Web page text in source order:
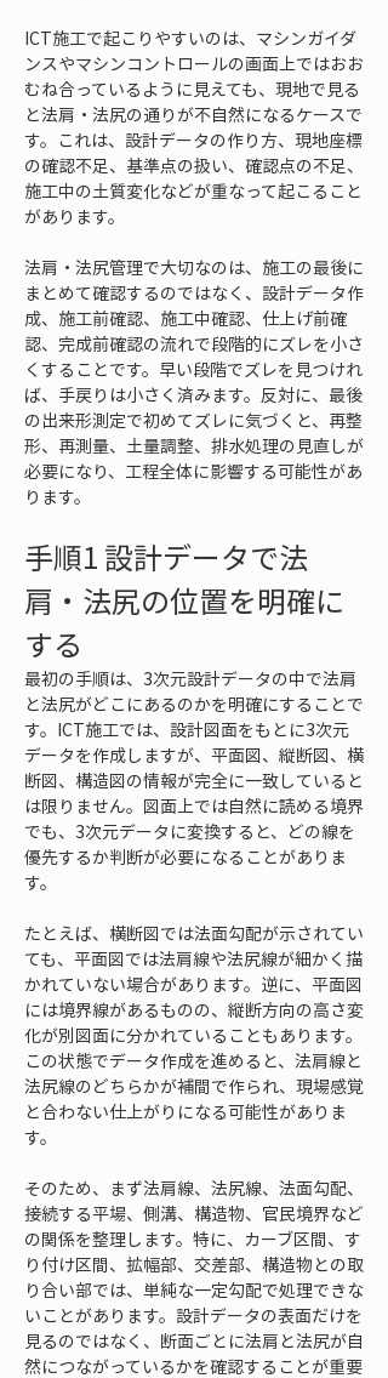
ICT施工で起こりやすいのは、マシンガイダ
ンスやマシンコントロールの画面上ではおお
むね合っているように見えても、現地で見る
と法肩・法尻の通りが不自然になるケースで
す。これは、設計データの作り方、現地座標
の確認不足、基準点の扱い、確認点の不足、
施工中の土質変化などが重なって起こること
があります。
法肩・法尻管理で大切なのは、施工の最後に
まとめて確認するのではなく、設計データ作
成、施工前確認、施工中確認、仕上げ前確
認、完成前確認の流れで段階的にズレを小さ
くすることです。早い段階でズレを見つけれ
ば、手戻りは小さく済みます。反対に、最後
の出来形測定で初めてズレに気づくと、再整
形、再測量、土量調整、排水処理の見直しが
必要になり、工程全体に影響する可能性があ
ります。
手順1 設計データで法
肩・法尻の位置を明確に
する
最初の手順は、3次元設計データの中で法肩
と法尻がどこにあるのかを明確にすることで
す。ICT施工では、設計図面をもとに3次元
データを作成しますが、平面図、縦断図、横
断図、構造図の情報が完全に一致していると
は限りません。図面上では自然に読める境界
でも、3次元データに変換すると、どの線を
優先するか判断が必要になることがありま
す。
たとえば、横断図では法面勾配が示されてい
ても、平面図では法肩線や法尻線が細かく描
かれていない場合があります。逆に、平面図
には境界線があるものの、縦断方向の高さ変
化が別図面に分かれていることもあります。
この状態でデータ作成を進めると、法肩線と
法尻線のどちらかが補間で作られ、現場感覚
と合わない仕上がりになる可能性がありま
す。
そのため、まず法肩線、法尻線、法面勾配、
接続する平場、側溝、構造物、官民境界など
の関係を整理します。特に、カーブ区間、す
り付け区間、拡幅部、交差部、構造物との取
り合い部では、単純な一定勾配で処理できな
いことがあります。設計データの表面だけを
見るのではなく、断面ごとに法肩と法尻が自
然につながっているかを確認することが重要